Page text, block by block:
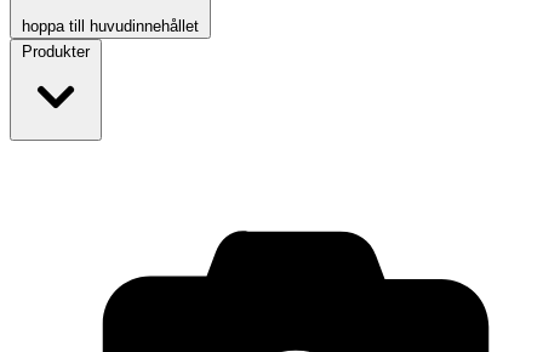
hoppa till huvudinnehållet
Produkter